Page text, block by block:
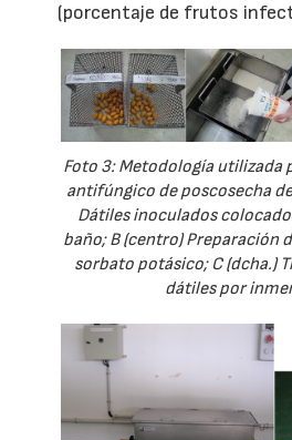
(porcentaje de frutos
Foto 3: Metodología utilizada
antifúngico de poscosecha
Dátiles inoculados
baño; B (centro) Preparación
sorbato potásico; C (dcha.)
dátiles por